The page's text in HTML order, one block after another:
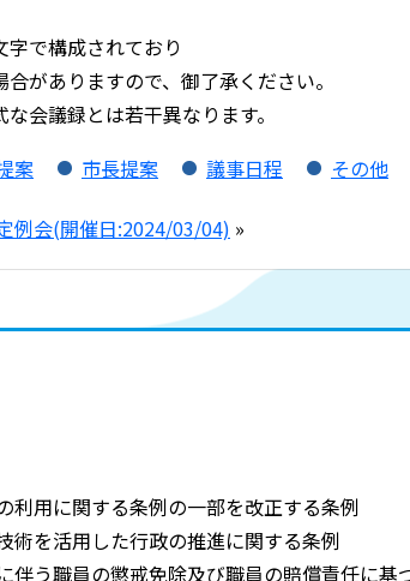
で構成されており
がありますので、御了承ください。
会議録とは若干異なります。
案 市長提案 議事日程 その他
例会(開催日:2024/03/04) »
用に関する条例の一部を改正する条例
を活用した行政の推進に関する条例
職員の懲戒免除及び職員の賠償責任に基